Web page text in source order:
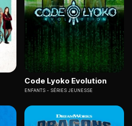
Code Lyoko Evolution
ENFANTS SÉRIES JEUNESSE